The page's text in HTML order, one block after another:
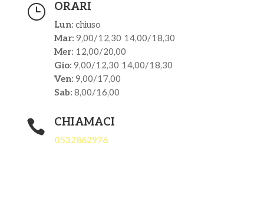
} ORARI
Lun:chiuso
Mar:9,00/12,30 14,00/18,30
Mer:12,00/20,00
Gio:9,00/12,30 14,00/18,30
Ven:9,00/17,00
Sab:8,00/16,00
 CHIAMACI
0532862976